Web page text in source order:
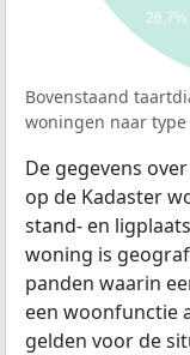
26,7%
Bovenstaand
woningen naar
De gegevens
op de Kadaster
stand- en
woning is
panden waarin
een woonfunctie
gelden voor de